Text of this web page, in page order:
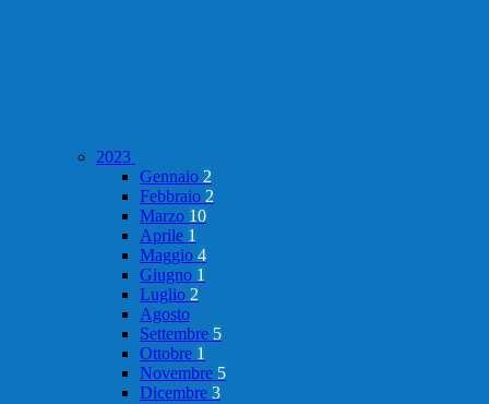
2023
Gennaio 2
Febbraio 2
Marzo 10
Aprile 1
Maggio 4
Giugno 1
Luglio 2
Agosto
Settembre 5
Ottobre 1
Novembre 5
Dicembre 3